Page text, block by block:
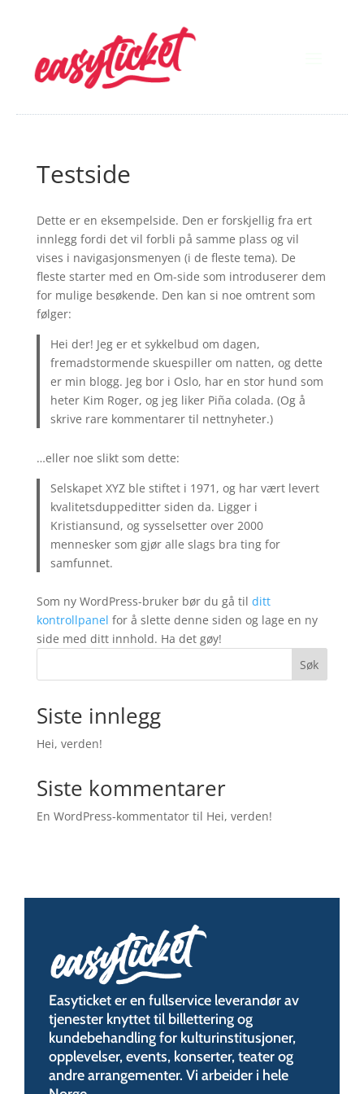
Testside
Dette er en eksempelside. Den er forskjellig fra ert
innlegg fordi det vil forbli på samme plass og vil
vises i navigasjonsmenyen (i de fleste tema). De
fleste starter med en Om-side som introduserer dem
for mulige besøkende. Den kan si noe omtrent som
følger:
Hei der! Jeg er et sykkelbud om dagen,
fremadstormende skuespiller om natten, og dette
er min blogg. Jeg bor i Oslo, har en stor hund som
heter Kim Roger, og jeg liker Piña colada. (Og å
skrive rare kommentarer til nettnyheter.)
…eller noe slikt som dette:
Selskapet XYZ ble stiftet i 1971, og har vært levert
kvalitetsduppeditter siden da. Ligger i
Kristiansund, og sysselsetter over 2000
mennesker som gjør alle slags bra ting for
samfunnet.
Som ny WordPress-bruker bør du gå til ditt
kontrollpanel for å slette denne siden og lage en ny
side med ditt innhold. Ha det gøy!
Søk
Siste innlegg
Hei, verden!
Siste kommentarer
En WordPress-kommentatortil Hei, verden!
Easyticket er en fullservice leverandør av
tjenester knyttet til billettering og
kundebehandling for kulturinstitusjoner,
opplevelser, events, konserter, teater og
andre arrangementer. Vi arbeider i hele